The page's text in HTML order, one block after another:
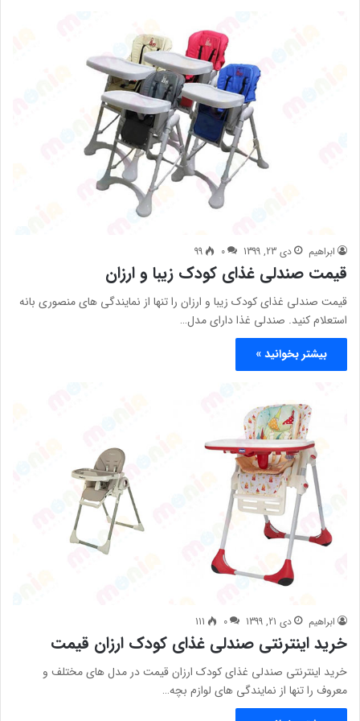
ابراهیم دی 23, 1399 0
99
قیمت صندلی غذای کودک زیبا و ارزان
قیمت صندلی غذای کودک زیبا و ارزان را تنها از نمایندگی های منصوری بانه
استعلام کنید. صندلی غذا دارای مدل…
بیشتر بخوانید »
ابراهیم دی 21, 1399 0
111
خرید اینترنتی صندلی غذای کودک ارزان قیمت
خرید اینترنتی صندلی غذای کودک ارزان قیمت در مدل های مختلف و
معروف را تنها از نمایندگی های لوازم بچه…